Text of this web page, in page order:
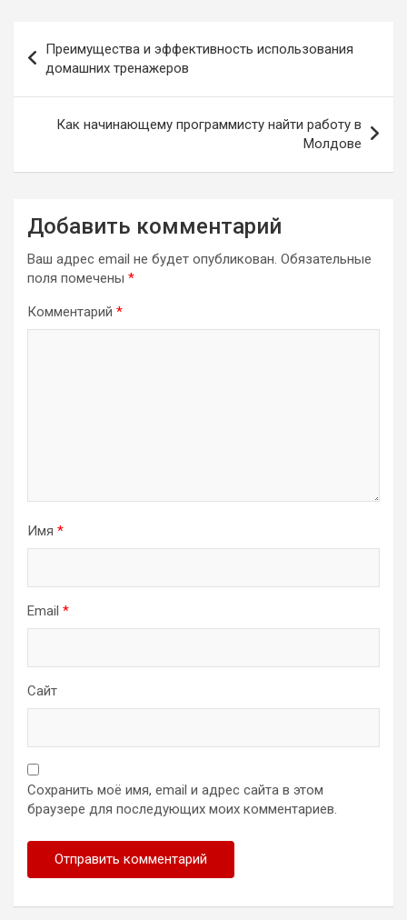
по
записям
Преимущества и эффективность использования
домашних тренажеров
Как начинающему программисту найти работу в
Молдове
Добавить комментарий
Ваш адрес email не будет опубликован. Обязательные
поля помечены *
Комментарий *
Имя *
Email *
Сайт
Сохранить моё имя, email и адрес сайта в этом
браузере для последующих моих комментариев.